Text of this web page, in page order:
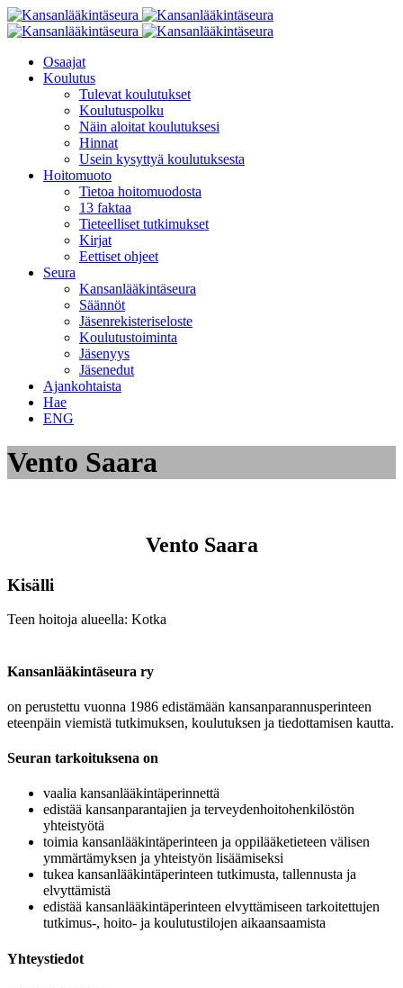
Osaajat
Koulutus
Tulevat koulutukset
Koulutuspolku
Näin aloitat koulutuksesi
Hinnat
Usein kysyttyä koulutuksesta
Hoitomuoto
Tietoa hoitomuodosta
13 faktaa
Tieteelliset tutkimukset
Kirjat
Eettiset ohjeet
Seura
Kansanlääkintäseura
Säännöt
Jäsenrekisteriseloste
Koulutustoiminta
Jäsenyys
Jäsenedut
Ajankohtaista
Hae
ENG
Vento Saara
Vento Saara
Kisälli
Teen hoitoja alueella: Kotka
Kansanlääkintäseura ry
on perustettu vuonna 1986 edistämään kansanparannusperinteen
eteenpäin viemistä tutkimuksen, koulutuksen ja tiedottamisen kautta.
Seuran tarkoituksena on
vaalia kansanlääkintäperinnettä
edistää kansanparantajien ja terveydenhoitohenkilöstön
yhteistyötä
toimia kansanlääkintäperinteen ja oppilääketieteen välisen
ymmärtämyksen ja yhteistyön lisäämiseksi
tukea kansanlääkintäperinteen tutkimusta, tallennusta ja
elvyttämistä
edistää kansanlääkintäperinteen elvyttämiseen tarkoitettujen
tutkimus-, hoito- ja koulutustilojen aikaansaamista
Yhteystiedot